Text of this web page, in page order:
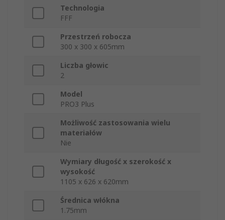
Technologia
FFF
Przestrzeń robocza
300 x 300 x 605mm
Liczba głowic
2
Model
PRO3 Plus
Możliwość zastosowania wielu
materiałów
Nie
Wymiary długość x szerokość x
wysokość
1105 x 626 x 620mm
Średnica włókna
1.75mm